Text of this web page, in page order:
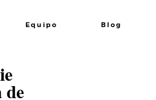
Equipo Blog
de